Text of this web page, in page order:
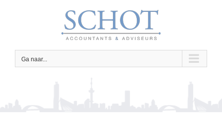
Ga naar...